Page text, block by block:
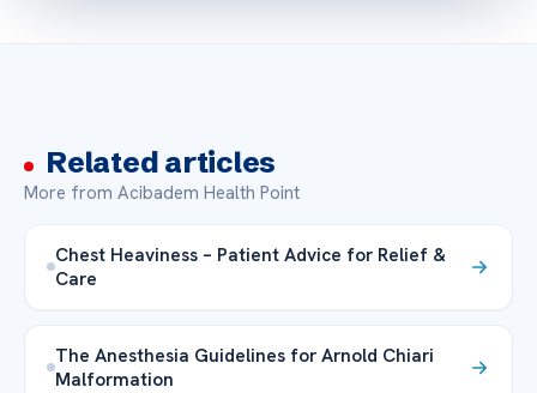
Related articles
More from Acibadem Health Point
Chest Heaviness – Patient Advice for Relief &
Care
The Anesthesia Guidelines for Arnold Chiari
Malformation